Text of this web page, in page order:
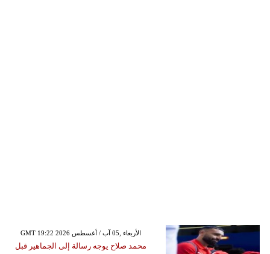
GMT 19:22 2026 الأربعاء ,05 آب / أغسطس
محمد صلاح يوجه رسالة إلى الجماهير قبل